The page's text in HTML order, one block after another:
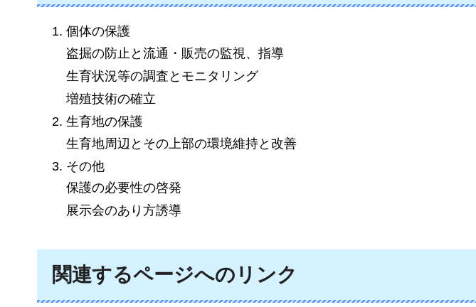
個体の保護
盗掘の防止と流通・販売の監視、指導
生育状況等の調査とモニタリング
増殖技術の確立
生育地の保護
生育地周辺とその上部の環境維持と改善
その他
保護の必要性の啓発
展示会のあり方誘導
関連するページへのリンク